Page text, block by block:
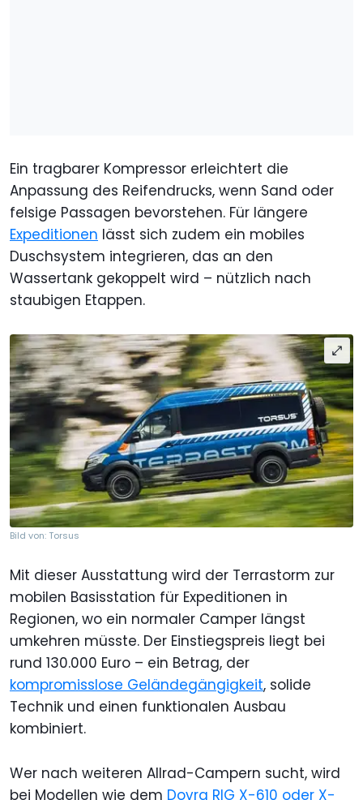
Ein tragbarer Kompressor erleichtert die
Anpassung des Reifendrucks, wenn Sand oder
felsige Passagen bevorstehen. Für längere
Expeditionen lässt sich zudem ein mobiles
Duschsystem integrieren, das an den
Wassertank gekoppelt wird – nützlich nach
staubigen Etappen.
Bild von: Torsus
Mit dieser Ausstattung wird der Terrastorm zur
mobilen Basisstation für Expeditionen in
Regionen, wo ein normaler Camper längst
umkehren müsste. Der Einstiegspreis liegt bei
rund 130.000 Euro – ein Betrag, der
kompromisslose Geländegängigkeit, solide
Technik und einen funktionalen Ausbau
kombiniert.
Wer nach weiteren Allrad-Campern sucht, wird
bei Modellen wie dem Dovra RIG X-610 oder X-